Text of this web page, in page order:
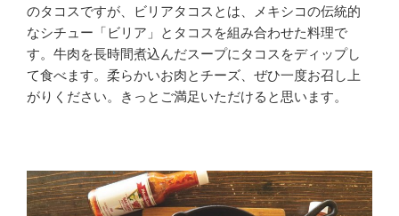
のタコスですが、ビリアタコスとは、メキシコの伝統的
なシチュー「ビリア」とタコスを組み合わせた料理で
す。牛肉を長時間煮込んだスープにタコスをディップし
て食べます。柔らかいお肉とチーズ、ぜひ一度お召し上
がりください。きっとご満足いただけると思います。